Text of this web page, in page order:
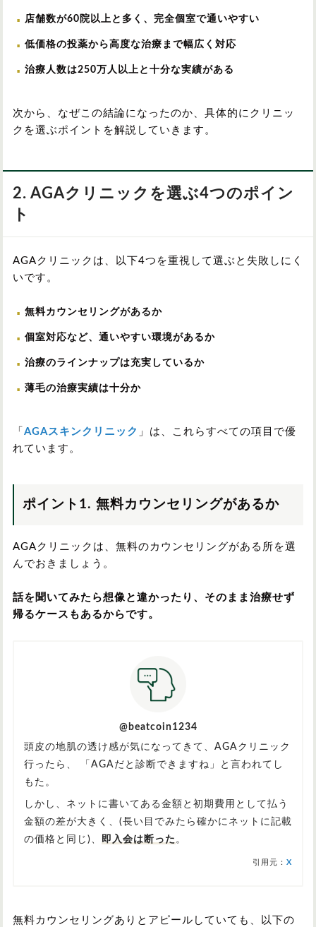
店舗数が60院以上と多く、完全個室で通いやすい
低価格の投薬から高度な治療まで幅広く対応
治療人数は250万人以上と十分な実績がある
次から、なぜこの結論になったのか、具体的にクリニッ
クを選ぶポイントを解説していきます。
2. AGAクリニックを選ぶ4つのポイン
ト
AGAクリニックは、以下4つを重視して選ぶと失敗しにく
いです。
無料カウンセリングがあるか
個室対応など、通いやすい環境があるか
治療のラインナップは充実しているか
薄毛の治療実績は十分か
「 AGAスキンクリニック 」は、これらすべての項目で優
れています。
ポイント1. 無料カウンセリングがあるか
AGAクリニックは、無料のカウンセリングがある所を選
んでおきましょう。
話を聞いてみたら想像と違かったり、そのまま治療せず
帰るケースもあるからです。
@beatcoin1234
頭皮の地肌の透け感が気になってきて、AGAクリニック
行ったら、 「AGAだと診断できますね」と言われてし
もた。
しかし、ネットに書いてある金額と初期費用として払う
金額の差が大きく、(長い目でみたら確かにネットに記載
の価格と同じ)、
即入会は断った 。
引用元： X
無料カウンセリングありとアピールしていても、以下の